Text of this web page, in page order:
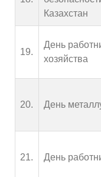
Казахстан
19.
День
хозяйства
20. День
21. День